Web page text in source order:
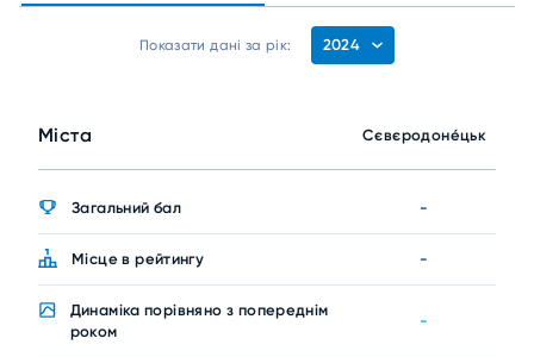
Показати дані за рік: 2024
Міста Сєвєродоне́цьк
Загальний бал -
Місце в рейтингу -
Динаміка порівняно з попереднім
роком
-